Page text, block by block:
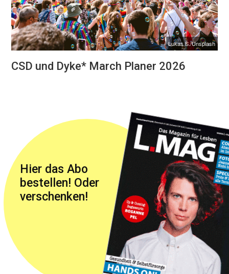
Lukas S./Unsplash
CSD und Dyke* March Planer 2026
Hier das Abo
bestellen! Oder
verschenken!